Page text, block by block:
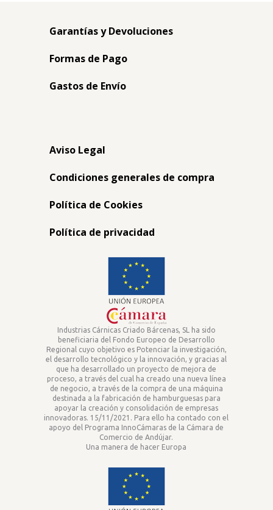
Garantías y Devoluciones
Formas de Pago
Gastos de Envío
Aviso Legal
Condiciones generales de compra
Política de Cookies
Política de privacidad
Industrias Cárnicas Criado Bárcenas, SL ha sido
beneficiaria del Fondo Europeo de Desarrollo
Regional cuyo objetivo es Potenciar la investigación,
el desarrollo tecnológico y la innovación, y gracias al
que ha desarrollado un proyecto de mejora de
proceso, a través del cual ha creado una nueva línea
de negocio, a través de la compra de una máquina
destinada a la fabricación de hamburguesas para
apoyar la creación y consolidación de empresas
innovadoras. 15/11/2021. Para ello ha contado con el
apoyo del Programa InnoCámaras de la Cámara de
Comercio de Andújar.
Una manera de hacer Europa